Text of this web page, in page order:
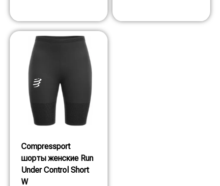
Compressport
шорты женские Run
Under Control Short
W